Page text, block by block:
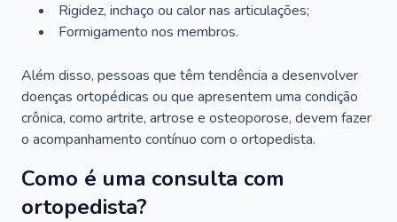
Rigidez, inchaço ou calor nas articulações;
Formigamento nos membros.
Além disso, pessoas que têm tendência a desenvolver
doenças ortopédicas ou que apresentem uma condição
crônica, como artrite, artrose e osteoporose, devem fazer
o acompanhamento contínuo com o ortopedista.
Como é uma consulta com
ortopedista?